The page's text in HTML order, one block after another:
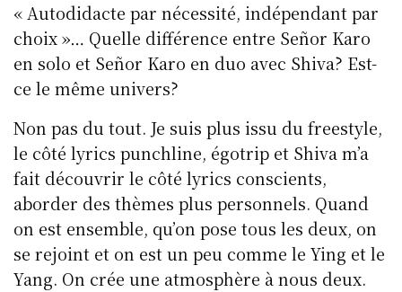
« Autodidacte par nécessité, indépendant par
choix »… Quelle différence entre Señor Karo
en solo et Señor Karo en duo avec Shiva? Est-
ce le même univers?
Non pas du tout. Je suis plus issu du freestyle,
le côté lyrics punchline, égotrip et Shiva m’a
fait découvrir le côté lyrics conscients,
aborder des thèmes plus personnels. Quand
on est ensemble, qu’on pose tous les deux, on
se rejoint et on est un peu comme le Ying et le
Yang. On crée une atmosphère à nous deux.